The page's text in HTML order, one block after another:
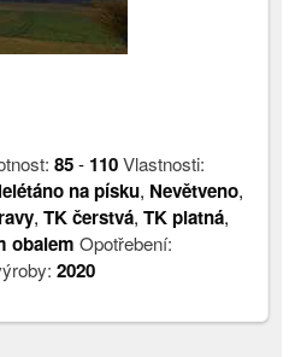
85- 110Vlastnosti:
na písku, Nevětveno,
,TK čerstvá,TK platná,
obalem Opotřebení:
2020